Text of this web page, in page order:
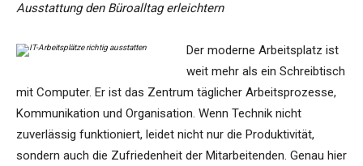
Ausstattung den Büroalltag erleichtern
Der moderne Arbeitsplatz ist
weit mehr als ein Schreibtisch
mit Computer. Er ist das Zentrum täglicher Arbeitsprozesse,
Kommunikation und Organisation. Wenn Technik nicht
zuverlässig funktioniert, leidet nicht nur die Produktivität,
sondern auch die Zufriedenheit der Mitarbeitenden. Genau hier